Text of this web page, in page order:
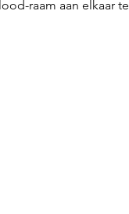
raam aan elkaar te